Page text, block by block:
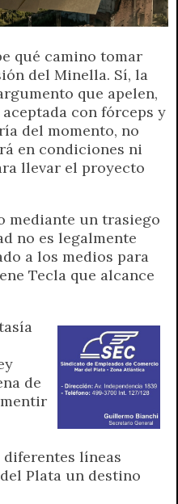
i
n
d
l
y
qué camino tomar
del Minella. Sí, la
que apelen,
con fórceps y
del momento, no
en condiciones ni
llevar el proyecto
mediante un trasiego
no es legalmente
a los medios para
Tecla que alcance
de
líneas
Plata un destino